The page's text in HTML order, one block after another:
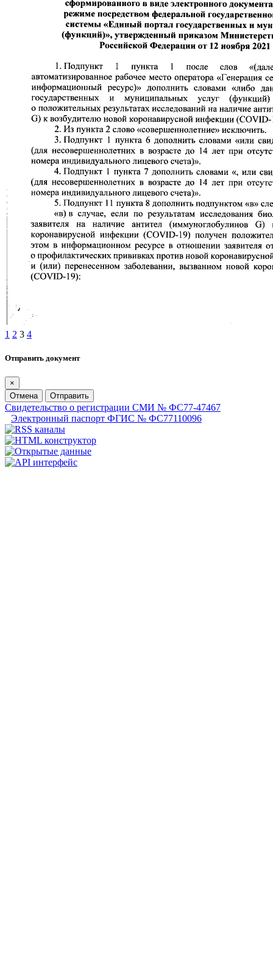
1 2 3 4
Отправить документ
×
Отмена
Отправить
Свидетельство о регистрации СМИ № ФС77-47467
Электронный паспорт ФГИС № ФС77110096